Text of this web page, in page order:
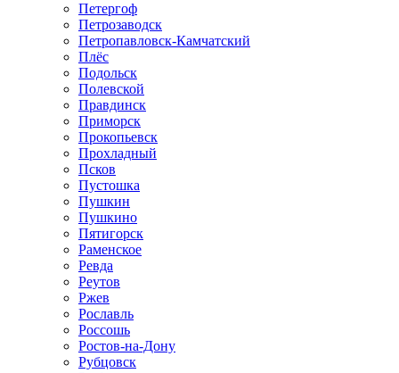
Петергоф
Петрозаводск
Петропавловск-Камчатский
Плёс
Подольск
Полевской
Правдинск
Приморск
Прокопьевск
Прохладный
Псков
Пустошка
Пушкин
Пушкино
Пятигорск
Раменское
Ревда
Реутов
Ржев
Рославль
Россошь
Ростов-на-Дону
Рубцовск